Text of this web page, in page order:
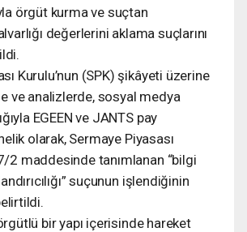
örgüt kurma ve suçtan
değerlerini aklama suçlarını
Kurulu’nun (SPK) şikâyeti üzerine
ve analizlerde, sosyal medya
EGEEN ve JANTS pay
olarak, Sermaye Piyasası
2 maddesinde tanımlanan “bilgi
suçunun işlendiğinin
bir yapı içerisinde hareket